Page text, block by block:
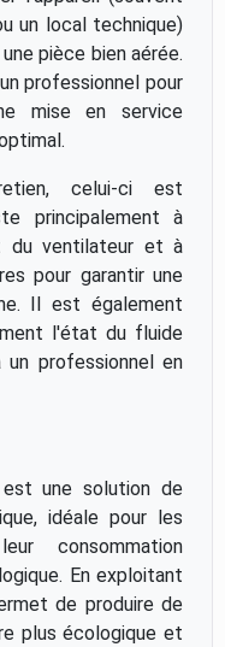
un local technique)
pièce bien aérée.
professionnel pour
mise en service
celui-ci est
principalement à
du ventilateur et à
pour garantir une
Il est également
l'état du fluide
professionnel en
est une solution de
idéale pour les
consommation
En exploitant
de produire de
plus écologique et